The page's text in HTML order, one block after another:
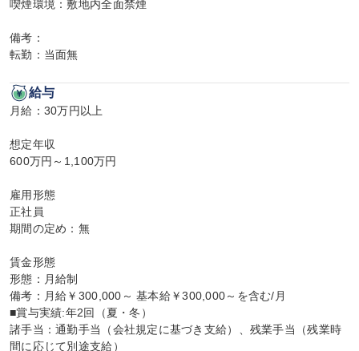
喫煙環境：敷地内全面禁煙
備考：
転勤：当面無
給与
月給：30万円以上
想定年収
600万円～1,100万円
雇用形態
正社員
期間の定め：無
賃金形態
形態：月給制
備考：月給￥300,000～ 基本給￥300,000～を含む/月
■賞与実績:年2回（夏・冬）
諸手当：通勤手当（会社規定に基づき支給）、残業手当（残業時
間に応じて別途支給）